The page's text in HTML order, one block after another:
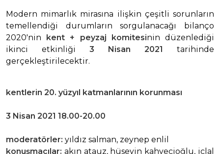
Modern mimarlık mirasına ilişkin çeşitli sorunların
temellendiği durumların sorgulanacağı bilanço
2020'nin kent + peyzaj komitesinin düzenlediği
ikinci etkinliği 3 Nisan 2021 tarihinde
gerçekleştirilecektir.
kentlerin 20. yüzyıl katmanlarının korunması
3 Nisan 2021 18.00-20.00
moderatörler: yıldız salman, zeynep enlil
konuşmacılar: akın atauz, hüseyin kahvecioğlu, iclal